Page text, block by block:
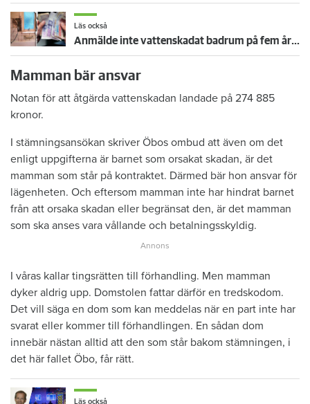
Läs också
Anmälde inte vattenskadat badrum på fem år – krävs på 125 000 kronor
Mamman bär ansvar
Notan för att åtgärda vattenskadan landade på 274 885
kronor.
I stämningsansökan skriver Öbos ombud att även om det
enligt uppgifterna är barnet som orsakat skadan, är det
mamman som står på kontraktet. Därmed bär hon ansvar för
lägenheten. Och eftersom mamman inte har hindrat barnet
från att orsaka skadan eller begränsat den, är det mamman
som ska anses vara vållande och betalningsskyldig.
I våras kallar tingsrätten till förhandling. Men mamman
dyker aldrig upp. Domstolen fattar därför en tredskodom.
Det vill säga en dom som kan meddelas när en part inte har
svarat eller kommer till förhandlingen. En sådan dom
innebär nästan alltid att den som står bakom stämningen, i
det här fallet Öbo, får rätt.
Läs också